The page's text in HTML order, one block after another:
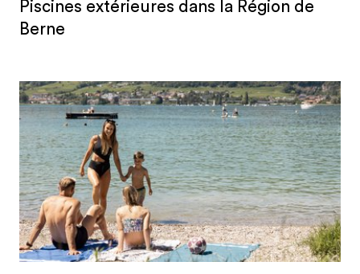
Piscines extérieures dans la Région de
Berne